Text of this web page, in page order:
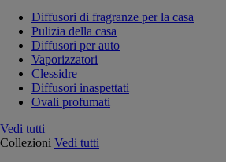
Diffusori di fragranze per la casa
Pulizia della casa
Diffusori per auto
Vaporizzatori
Clessidre
Diffusori inaspettati
Ovali profumati
Vedi tutti
Collezioni Vedi tutti